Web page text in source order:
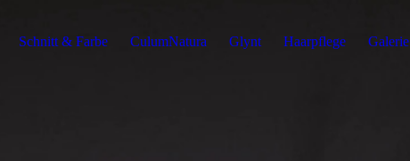
Schnitt & Farbe CulumNatura Glynt Haarpflege Galerie